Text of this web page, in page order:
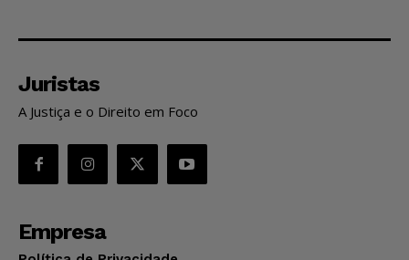
Juristas
A Justiça e o Direito em Foco
Empresa